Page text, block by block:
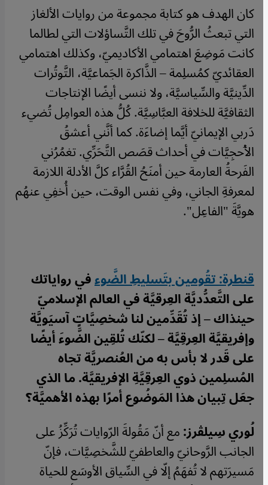
كان الهدف هو كتابة مجموعة من روايات الألغاز
التي تبعثُ الرُّوحَ في تلك التَّساؤلات التي لطالما
كانت مَوضِعَ اهتمامي الأكاديميّ، وكذلك اهتمامي
العقائديّ كمُسلِمة – الذَّاكرة الجَماعيَّة، التَّوتُرات
الدِّينيَّة والسِّياسيَّة، ولا ننسى أيضًا الإنتاجات
الثقافيَّة للخلافة العبَّاسِيَّة. كُلُّ هذه العوامِل تُضيء
دَربي الإيمانيّ أيَّما إضاءَة. كما أنَّني أعشقُ
الأُحجِيَّات في أحداث قصَص التَّحَرِّي. تغمُرُني
الفَرحةُ العارمة حين أمنَحُ القُرَّاء كلَّ الأدلة اللازمة
لمعرفةِ الجاني، وفي نفس الوقت، حين أُخفِي عنهُم
هويَّةَ "الفاعِل".
قنطرة: تقُومين بتَسليطِ الضَّوءفي رواياتك
على التَّعدُّديَّة العِرقيَّة في العالم الإسلاميّ
حينذاك – إذ تُقَدِّمين لنا شخصِيَّاتٍ آسيَويَّة
وإفريقيَّة العِرقِيَّة – لكنّك تُلقِين الضَّوءَ أيضًا
على قَدر لا بأس به من العُنصريَّة تجاه
المُسلِمين ذوي العِرقِيَّةِ الإفريقيَّة. ما الذي
جعَل تِبيان هذا المَوضُوع أمرًا بهذه الأهميَّة؟
لُوري سِيلڤرز:مع أنّ مَقُولةَ الرّوايات تُرَكِّزُ على
الجانب الرَّوحانيّ والعاطفيّ للشَّخصِيَّات، فإنّ
مَسيرَتهم لا تُفهَمُ إلّا في السِّياق الأوسَع للحياة